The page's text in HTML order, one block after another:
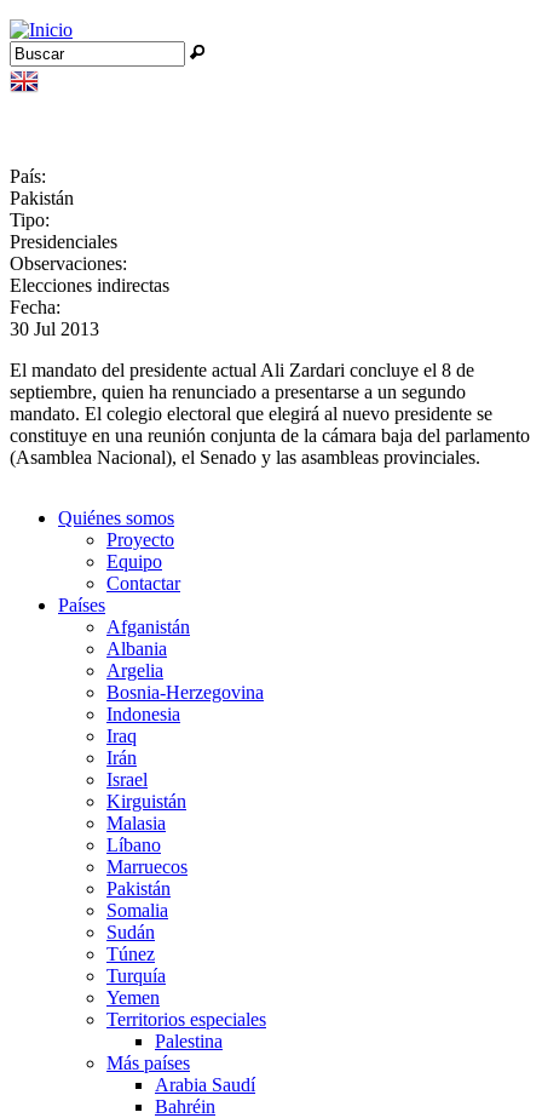
Jump to navigation
Formulario de búsqueda
Buscar
País:
Pakistán
Tipo:
Presidenciales
Observaciones:
Elecciones indirectas
Fecha:
30 Jul 2013
El mandato del presidente actual Ali Zardari concluye el 8 de
septiembre, quien ha renunciado a presentarse a un segundo
mandato. El colegio electoral que elegirá al nuevo presidente se
constituye en una reunión conjunta de la cámara baja del parlamento
(Asamblea Nacional), el Senado y las asambleas provinciales.
Quiénes somos
Proyecto
Equipo
Contactar
Países
Afganistán
Albania
Argelia
Bosnia-Herzegovina
Indonesia
Iraq
Irán
Israel
Kirguistán
Malasia
Líbano
Marruecos
Pakistán
Somalia
Sudán
Túnez
Turquía
Yemen
Territorios especiales
Palestina
Más países
Arabia Saudí
Bahréin